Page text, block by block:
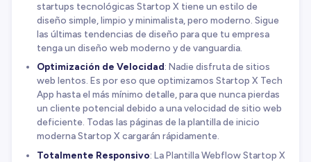
startups tecnológicas Startop X tiene un estilo de
diseño simple, limpio y minimalista, pero moderno. Sigue
las últimas tendencias de diseño para que tu empresa
tenga un diseño web moderno y de vanguardia.
Optimización de Velocidad: Nadie disfruta de sitios
web lentos. Es por eso que optimizamos Startop X Tech
App hasta el más mínimo detalle, para que nunca pierdas
un cliente potencial debido a una velocidad de sitio web
deficiente. Todas las páginas de la plantilla de inicio
moderna Startop X cargarán rápidamente.
Totalmente Responsivo: La Plantilla Webflow Startop X